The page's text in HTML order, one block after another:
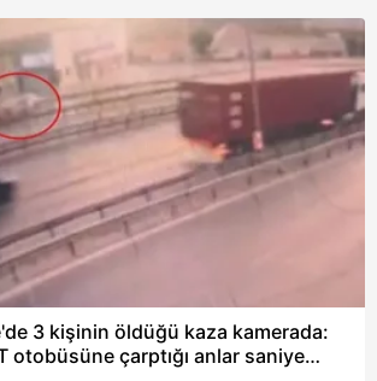
3 kişinin öldüğü kaza kamerada:
otobüsüne çarptığı anlar saniye